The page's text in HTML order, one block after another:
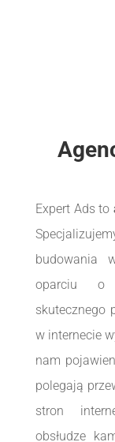
Expert Ads to
budowania
oparciu o
skutecznego
w internecie
nam
polegają
stron
obsłudze